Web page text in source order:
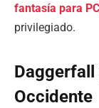
fantasía para PC
privilegiado.
Occidente